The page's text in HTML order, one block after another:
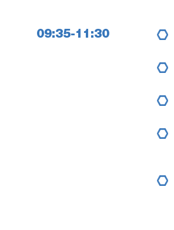
09:35-11:30